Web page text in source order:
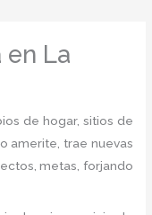
en La
de hogar, sitios de
amerite, trae nuevas
metas, forjando